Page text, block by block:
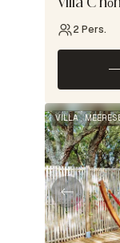
Villa C
2 Pers.
VILLA